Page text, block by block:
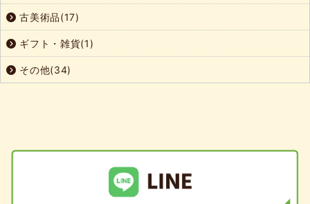
古美術品(17)
ギフト・雑貨(1)
その他(34)